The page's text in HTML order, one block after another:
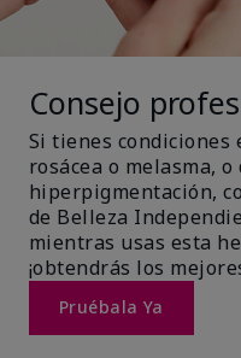
Consejo
Si tienes condiciones
rosácea o melasma,
hiperpigmentación,
de Belleza
mientras usas esta
¡obtendrás los
Pruébala Ya